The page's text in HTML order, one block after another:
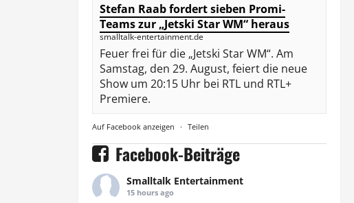
Stefan Raab fordert sieben Promi-
Teams zur „Jetski Star WM“ heraus
smalltalk-entertainment.de
Feuer frei für die „Jetski Star WM“. Am
Samstag, den 29. August, feiert die neue
Show um 20:15 Uhr bei RTL und RTL+
Premiere.
Auf Facebook anzeigen · Teilen
Facebook-Beiträge
Smalltalk Entertainment
15 hours ago